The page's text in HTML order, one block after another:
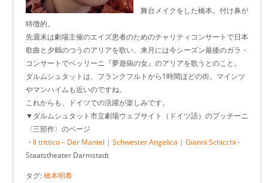
舞台メイクをした橋本。付け鼻が
特徴的。
先週末は劇場主催のエイズ患者のためのチャリティコンサートで日本
歌曲と夕鶴のつうのアリアを歌い、来月には今シーズン最後のガラ・
コンサートでベッリーニ『夢遊病の女』のアリアを歌うとのこと。
ダルムシュタットは、フランクフルトから1時間ほどの街。マインツ
やマンハイムも近いのですね。
これからも、ドイツでの活躍が楽しみです。
▼ダルムシュタット市立劇場ウェブサイト（ドイツ語）のプッチーニ
〈三部作〉のページ
・ Il trittico – Der Mantel | Schwester Angelica | Gianni Schicchi -
Staatstheater Darmstadt
タグ:橋本明希